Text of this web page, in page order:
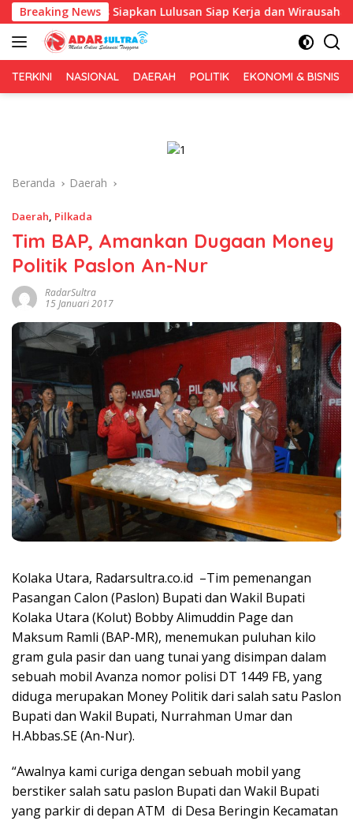
Langsung
ke
konten
Breaking News
Fokus Siapkan Lulusan Siap Kerja dan Wirausaha
TERKINI NASIONAL DAERAH POLITIK EKONOMI & BISNIS
Beranda Daerah
Daerah, Pilkada
Tim BAP, Amankan Dugaan Money
Politik Paslon An-Nur
RadarSultra
15 Januari 2017
Kolaka Utara, Radarsultra.co.id –Tim pemenangan
Pasangan Calon (Paslon) Bupati dan Wakil Bupati
Kolaka Utara (Kolut) Bobby Alimuddin Page dan
Maksum Ramli (BAP-MR), menemukan puluhan kilo
gram gula pasir dan uang tunai yang disimpan dalam
sebuah mobil Avanza nomor polisi DT 1449 FB, yang
diduga merupakan Money Politik dari salah satu Paslon
Bupati dan Wakil Bupati, Nurrahman Umar dan
H.Abbas.SE (An-Nur).
“Awalnya kami curiga dengan sebuah mobil yang
berstiker salah satu paslon Bupati dan Wakil Bupati
yang parkir di depan ATM di Desa Beringin Kecamatan